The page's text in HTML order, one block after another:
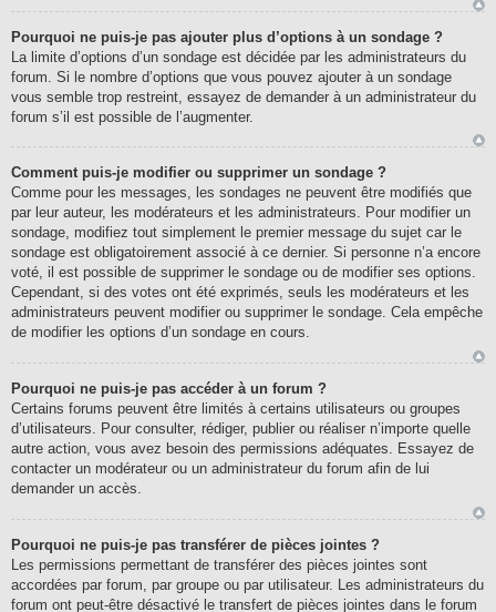
Pourquoi ne puis-je pas ajouter plus d’options à un sondage ?
La limite d’options d’un sondage est décidée par les administrateurs du
forum. Si le nombre d’options que vous pouvez ajouter à un sondage
vous semble trop restreint, essayez de demander à un administrateur du
forum s’il est possible de l’augmenter.
Comment puis-je modifier ou supprimer un sondage ?
Comme pour les messages, les sondages ne peuvent être modifiés que
par leur auteur, les modérateurs et les administrateurs. Pour modifier un
sondage, modifiez tout simplement le premier message du sujet car le
sondage est obligatoirement associé à ce dernier. Si personne n’a encore
voté, il est possible de supprimer le sondage ou de modifier ses options.
Cependant, si des votes ont été exprimés, seuls les modérateurs et les
administrateurs peuvent modifier ou supprimer le sondage. Cela empêche
de modifier les options d’un sondage en cours.
Pourquoi ne puis-je pas accéder à un forum ?
Certains forums peuvent être limités à certains utilisateurs ou groupes
d’utilisateurs. Pour consulter, rédiger, publier ou réaliser n’importe quelle
autre action, vous avez besoin des permissions adéquates. Essayez de
contacter un modérateur ou un administrateur du forum afin de lui
demander un accès.
Pourquoi ne puis-je pas transférer de pièces jointes ?
Les permissions permettant de transférer des pièces jointes sont
accordées par forum, par groupe ou par utilisateur. Les administrateurs du
forum ont peut-être désactivé le transfert de pièces jointes dans le forum